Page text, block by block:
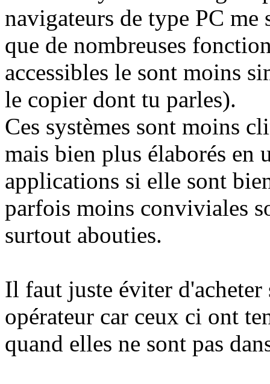
navigateurs de type PC
que de nombreuses
accessibles le sont moins
le copier dont tu parles).
Ces systèmes sont moins
mais bien plus élaborés en
applications si elle sont
parfois moins conviviales
surtout abouties.
Il faut juste éviter d'acheter
opérateur car ceux ci ont
quand elles ne sont pas